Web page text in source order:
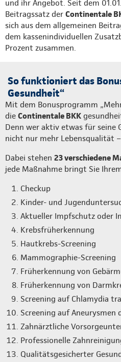
und ihr Angebot. Seit dem
Beitragssatz der Continentale
sich aus dem allgemeinen
dem kassenindividuellen
Prozent zusammen.
So funktioniert das
Gesundheit“
Mit dem Bonusprogramm
die Continentale BKK
Denn wer aktiv etwas für seine
nicht nur mehr Lebensqualität
Dabei stehen 23 verschiedene
jede Maßnahme bringt Sie
Checkup
Kinder- und
Aktueller Impfschutz oder
Krebsfrüherkennung
Hautkrebs-Screening
Mammographie-Screening
Früherkennung von
Früherkennung von
Screening auf Chlamydia
Screening auf Aneurysmen
Zahnärztliche
Professionelle
Qualitätsgesicherter